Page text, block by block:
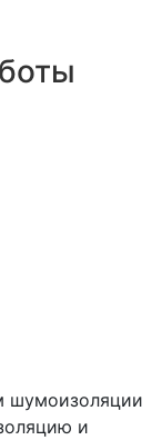
шумоизоляции
и